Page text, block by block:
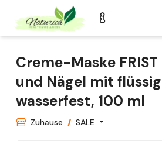
Creme-Maske
und Nägel mit
wasserfest, 100 ml
Zuhause SALE